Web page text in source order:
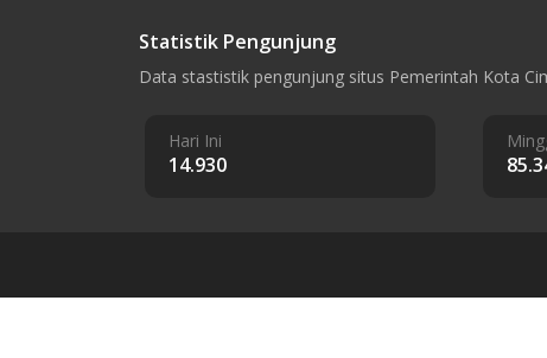
Statistik Pengunjung
Data stastistik pengunjung situs Pemerintah Kota
Hari Ini
14.930